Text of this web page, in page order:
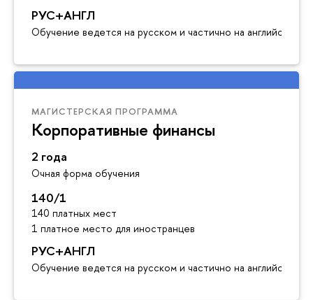
РУС+АНГЛ
Обучение ведется на русском и частично на английском
МАГИСТЕРСКАЯ ПРОГРАММА
Корпоративные финансы
2 года
Очная форма обучения
140/1
140 платных мест
1 платное место для иностранцев
РУС+АНГЛ
Обучение ведется на русском и частично на английском